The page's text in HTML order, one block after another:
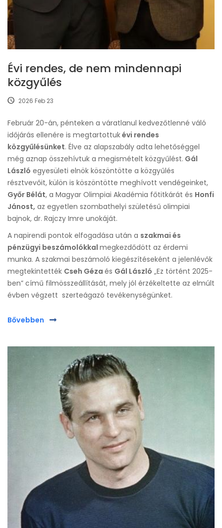
Évi rendes, de nem mindennapi
közgyűlés
2026 Feb 23
Február 20-án, pénteken a váratlanul kedvezőtlenné váló
időjárás ellenére is megtartottukévi rendes
közgyűlésünket. Élve az alapszabály adta lehetőséggel
még aznap összehívtuk a megismételt közgyűlést. Gál
László egyesületi elnök köszöntötte a közgyűlés
résztvevőit, külön is köszöntötte meghívott vendégeinket,
Győr Bélát, a Magyar Olimpiai Akadémia főtitkárát és Honfi
Jánost, az egyetlen szombathelyi születésű olimpiai
bajnok, dr. Rajczy Imre unokáját.
A napirendi pontok elfogadása után a szakmai és
pénzügyi beszámolókkal megkezdődött az érdemi
munka. A szakmai beszámoló kiegészítéseként a jelenlévők
megtekintették Cseh Géza és Gál László „Ez történt 2025-
ben” című filmösszeállítását, mely jól érzékeltette az elmúlt
évben végzett szerteágazó tevékenységünket.
Bővebben